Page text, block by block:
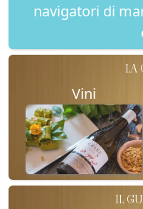
navigatori di
LA
Vini
IL